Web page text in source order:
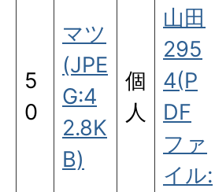
5
0
マツ
(JPE
G:4
2.8K
B)
個
人
山田
295
4(P
DF
ファ
イル: